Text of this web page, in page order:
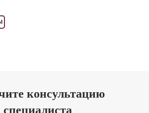
консультацию
специалиста